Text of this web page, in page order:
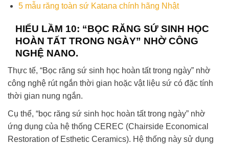
5 mẫu răng toàn sứ Katana chính hãng Nhật
HIỂU LẦM 10: “BỌC RĂNG SỨ SINH HỌC
HOÀN TẤT TRONG NGÀY” NHỜ CÔNG
NGHỆ NANO.
Thực tế, “Bọc răng sứ sinh học hoàn tất trong ngày” nhờ
công nghệ rút ngắn thời gian hoặc vật liệu sứ có đặc tính
thời gian nung ngắn.
Cụ thể, “bọc răng sứ sinh học hoàn tất trong ngày” nhờ
ứng dụng của hệ thống CEREC (Chairside Economical
Restoration of Esthetic Ceramics). Hệ thống này sử dụng